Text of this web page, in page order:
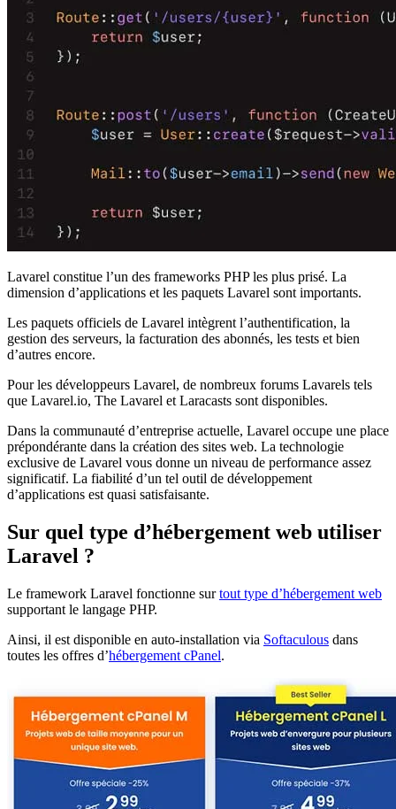
Lavarel constitue l’un des frameworks PHP les plus prisé. La
dimension d’applications et les paquets Lavarel sont importants.
Les paquets officiels de Lavarel intègrent l’authentification, la
gestion des serveurs, la facturation des abonnés, les tests et bien
d’autres encore.
Pour les développeurs Lavarel, de nombreux forums Lavarels tels
que Lavarel.io, The Lavarel et Laracasts sont disponibles.
Dans la communauté d’entreprise actuelle, Lavarel occupe une place
prépondérante dans la création des sites web. La technologie
exclusive de Lavarel vous donne un niveau de performance assez
significatif. La fiabilité d’un tel outil de développement
d’applications est quasi satisfaisante.
Sur quel type d’hébergement web utiliser
Laravel ?
Le framework Laravel fonctionne surtout type d’hébergement web
supportant le langage PHP.
Ainsi, il est disponible en auto-installation via Softaculous dans
toutes les offres d’hébergement cPanel.